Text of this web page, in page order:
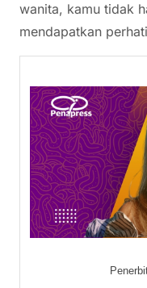
wanita, kamu tidak
mendapatkan